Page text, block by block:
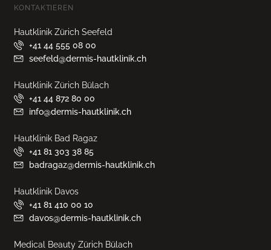
KONTAKTIEREN
Hautklinik Zürich Seefeld
+41 44 555 08 00
seefeld@dermis-hautklinik.ch
Hautklinik Zürich Bülach
+41 44 872 80 00
info@dermis-hautklinik.ch
Hautklinik Bad Ragaz
+41 81 303 38 85
badragaz@dermis-hautklinik.ch
Hautklinik Davos
+41 81 410 00 10
davos@dermis-hautklinik.ch
Medical Beauty Zürich Bülach